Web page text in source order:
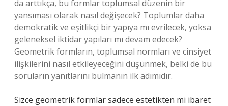
da arttıkça, bu formlar toplumsal düzenin bir
yansıması olarak nasıl değişecek? Toplumlar daha
demokratik ve eşitlikçi bir yapıya mı evrilecek, yoksa
geleneksel iktidar yapıları mı devam edecek?
Geometrik formların, toplumsal normları ve cinsiyet
ilişkilerini nasıl etkileyeceğini düşünmek, belki de bu
soruların yanıtlarını bulmanın ilk adımıdır.
Sizce geometrik formlar sadece estetikten mi ibaret